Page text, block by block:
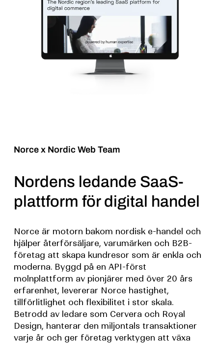
Norce x Nordic Web Team
Nordens ledande SaaS-
plattform för digital handel
Norce är motorn bakom nordisk e-handel och
hjälper återförsäljare, varumärken och B2B-
företag att skapa kundresor som är enkla och
moderna. Byggd på en API-först
molnplattform av pionjärer med över 20 års
erfarenhet, levererar Norce hastighet,
tillförlitlighet och flexibilitet i stor skala.
Betrodd av ledare som Cervera och Royal
Design, hanterar den miljontals transaktioner
varje år och ger företag verktygen att växa